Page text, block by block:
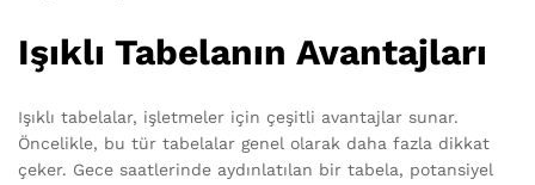
Işıklı Tabelanın Avantajları
Işıklı tabelalar, işletmeler için çeşitli avantajlar sunar.
Öncelikle, bu tür tabelalar genel olarak daha fazla dikkat
çeker. Gece saatlerinde aydınlatılan bir tabela, potansiyel